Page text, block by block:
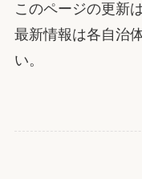
このページの更新
最新情報は各自治
い。